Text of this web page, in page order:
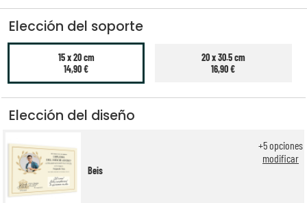
Elección del soporte
15 x 20 cm
14,90 €
20 x 30.5 cm
16,90 €
Elección del diseño
Beis
+5opciones
modificar